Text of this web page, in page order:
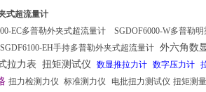
EC多普勒外夹式超流量计 SGDOF6000-W多普勒
SGDF6100-EH手持多普勒外夹式超流量计 外六角数
拉力表 扭矩测试仪 数显推拉力计 数字压力计
扭力检测力仪 标准测力仪 电批扭力测试仪 扭矩测